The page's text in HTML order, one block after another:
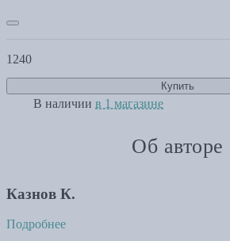
1240
Купить
В наличии в 1 магазине
Об авторе
Казнов К.
Подробнее